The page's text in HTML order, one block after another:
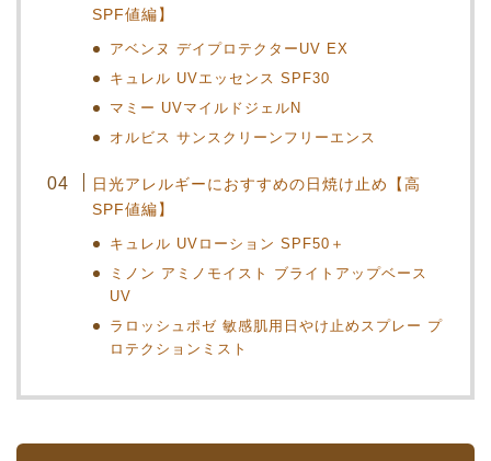
SPF値編】
アベンヌ デイプロテクターUV EX
キュレル UVエッセンス SPF30
マミー UVマイルドジェルN
オルビス サンスクリーンフリーエンス
日光アレルギーにおすすめの日焼け止め【高
SPF値編】
キュレル UVローション SPF50＋
ミノン アミノモイスト ブライトアップベース
UV
ラロッシュポゼ 敏感肌用日やけ止めスプレー プ
ロテクションミスト